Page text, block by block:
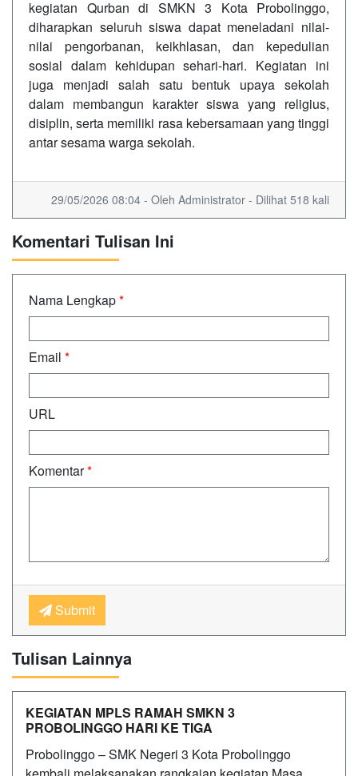
kegiatan Qurban di SMKN 3 Kota Probolinggo,
diharapkan seluruh siswa dapat meneladani nilai-
nilai pengorbanan, keikhlasan, dan kepedulian
sosial dalam kehidupan sehari-hari. Kegiatan ini
juga menjadi salah satu bentuk upaya sekolah
dalam membangun karakter siswa yang religius,
disiplin, serta memiliki rasa kebersamaan yang tinggi
antar sesama warga sekolah.
29/05/2026 08:04 - Oleh Administrator - Dilihat 518 kali
Komentari Tulisan Ini
Nama Lengkap*
Email *
URL
Komentar*
Submit
Tulisan Lainnya
KEGIATAN MPLS RAMAH SMKN 3
PROBOLINGGO HARI KE TIGA
Probolinggo – SMK Negeri 3 Kota Probolinggo